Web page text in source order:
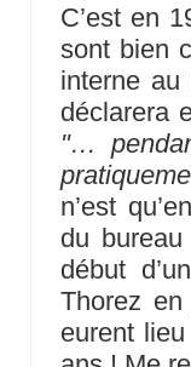
C’est en
sont bien
interne au
déclarera
"…
n’est
du
début
Thorez
eurent